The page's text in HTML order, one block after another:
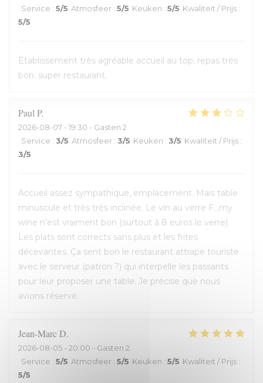
Service : 5/5 Atmosfeer : 5/5 Keuken : 5/5 Kwaliteit / Prijs :
5/5
Établissement très agréable accueil au top, repas très
bon. super restaurant.
Paul P
2026-08-07 - 19:30 - Gasten 2
Service : 3/5 Atmosfeer : 3/5 Keuken : 3/5 Kwaliteit / Prijs :
3/5
Accueil assez sympathique, emplacement. Mais table
minuscule et très très inclinée. Le vin au verre F...my
wine n'est vraiment bon (surtout à 8 euros le verre).
Les plats sont corrects sans plus et les frites
décevantes. Ça sent bon le restaurant attrape touriste
avec le serveur (patron ?) qui interpelle les passants
pour leur proposer une table. Je précise que nous
avions réservé.
Jean-MarcD
2026-08-05 - 20:00 - Gasten 2
Service : 5/5 Atmosfeer : 5/5 Keuken : 5/5 Kwaliteit / Prijs :
5/5